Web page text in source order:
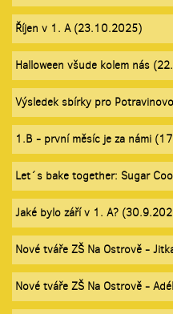
Říjen v 1. A (23.10.2025)
Halloween všude kolem nás
Výsledek sbírky pro
1.B - první měsíc je za námi
Let´s bake together: Sugar
Jaké bylo září v 1. A?
Nové tváře ZŠ Na Ostrově -
Nové tváře ZŠ Na Ostrově -